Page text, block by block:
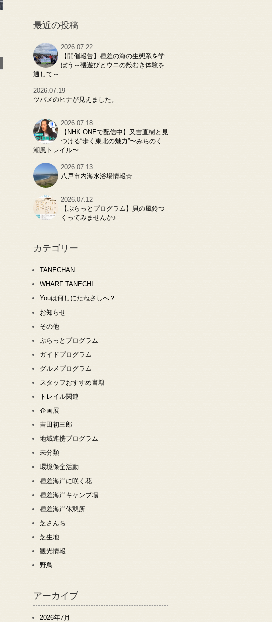
最近の投稿
2026.07.22
【開催報告】種差の海の生態系を学
ぼう～磯遊びとウニの殻むき体験を
通して～
2026.07.19
ツバメのヒナが見えました。
2026.07.18
【NHK ONEで配信中】又吉直樹と見
つける“歩く東北の魅力”〜みちのく
潮風トレイル〜
2026.07.13
八戸市内海水浴場情報☆
2026.07.12
【ぷらっとプログラム】貝の風鈴つ
くってみませんか♪
カテゴリー
TANECHAN
WHARF TANECHI
Youは何しにたねさしへ？
お知らせ
その他
ぷらっとプログラム
ガイドプログラム
グルメプログラム
スタッフおすすめ書籍
トレイル関連
企画展
吉田初三郎
地域連携プログラム
未分類
環境保全活動
種差海岸に咲く花
種差海岸キャンプ場
種差海岸休憩所
芝さんち
芝生地
観光情報
野鳥
アーカイブ
2026年7月